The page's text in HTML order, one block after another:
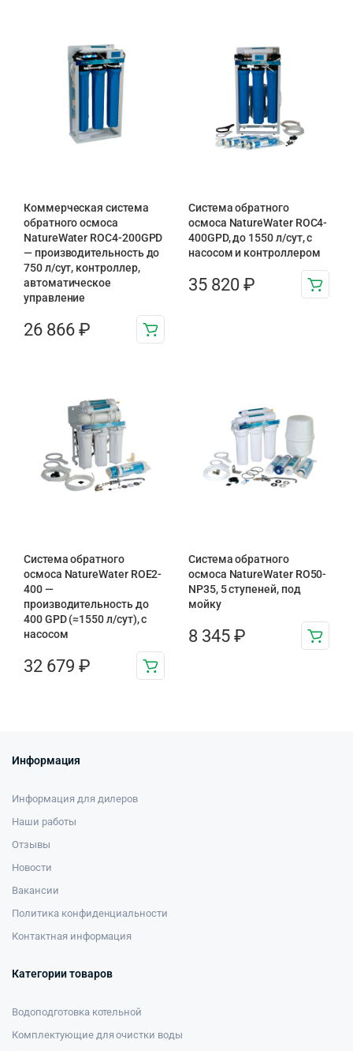
Коммерческая система
обратного осмоса
NatureWater ROC4-200GPD
— производительность до
750 л/сут, контроллер,
автоматическое
управление
26 866 ₽
Система обратного
осмоса NatureWater ROC4-
400GPD, до 1550 л/сут, с
насосом и контроллером
35 820 ₽
Система обратного
осмоса NatureWater ROE2-
400 —
производительность до
400 GPD (≈1550 л/сут), с
насосом
32 679 ₽
Система обратного
осмоса NatureWater RO50-
NP35, 5 ступеней, под
мойку
8 345 ₽
Информация
Информация для дилеров
Наши работы
Отзывы
Новости
Вакансии
Политика конфиденциальности
Контактная информация
Категории товаров
Водоподготовка котельной
Комплектующие для очистки воды